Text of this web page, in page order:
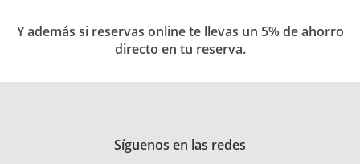
Y además si reservas online te llevas un 5% de ahorro
directo en tu reserva.
Síguenos en las redes